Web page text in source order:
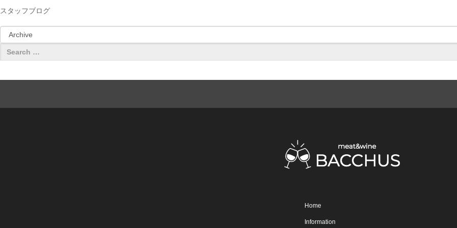
スタッフブログ
Home
Information